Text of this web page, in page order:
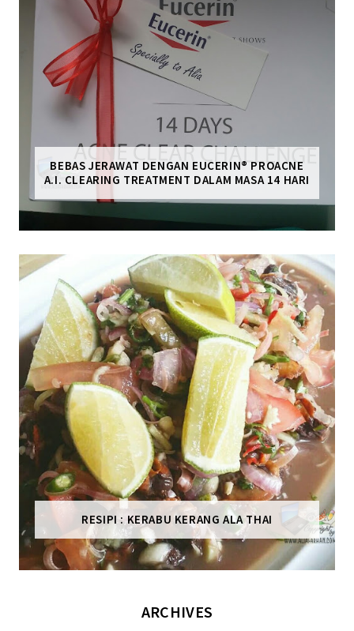
BEBAS JERAWAT DENGAN EUCERIN® PROACNE
A.I. CLEARING TREATMENT DALAM MASA 14 HARI
RESIPI : KERABU KERANG ALA THAI
ARCHIVES